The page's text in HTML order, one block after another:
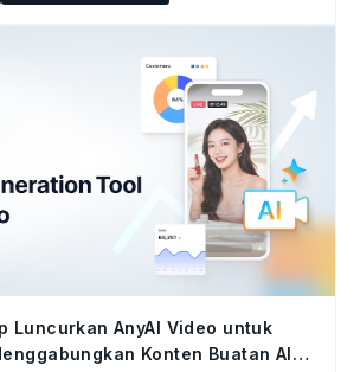
Luncurkan AnyAI Video untuk
Konten Buatan AI